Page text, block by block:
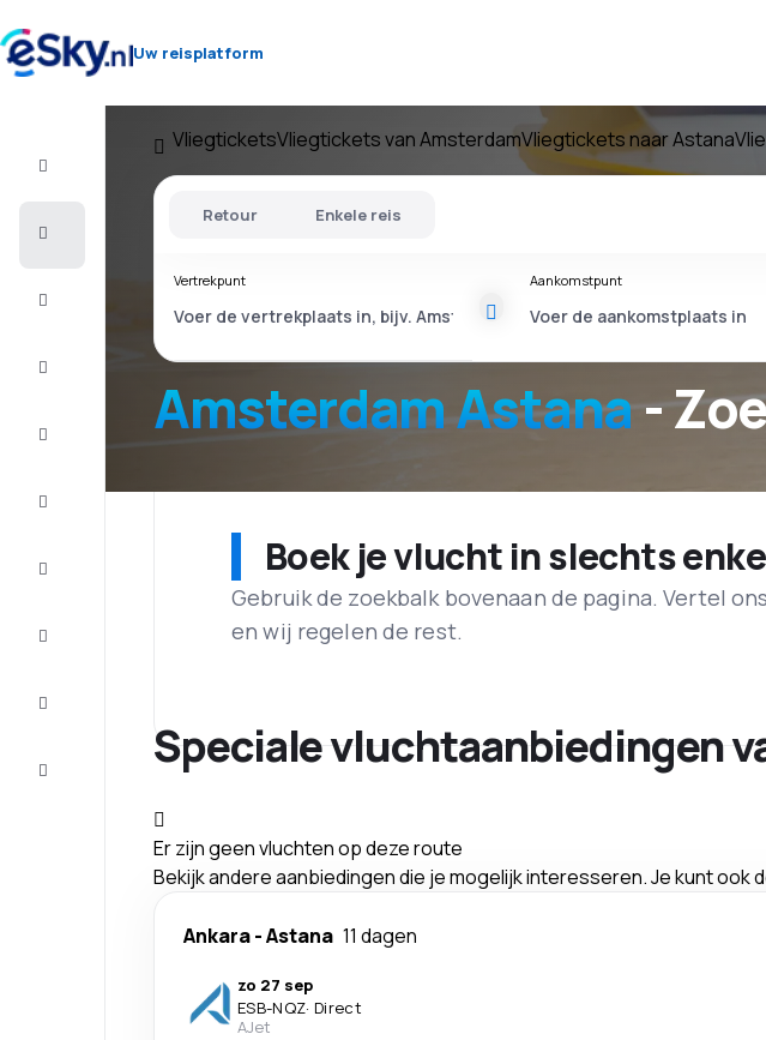
Uw reisplatform
VliegticketsVliegtickets van AmsterdamVliegtickets naar Astana
Amsterdam Astana-
Retour Enkele reis
Vertrekpunt Aankomstpunt
Boek je vlucht in slechts
Gebruik de zoekbalk bovenaan de pagina. Vertel
en wij regelen de rest.
Speciale vluchtaanbiedingen
Er zijn geen vluchten op deze route
Bekijk andere aanbiedingen die je mogelijk interesseren. Je kunt ook
Ankara-Astana 11 dagen
zo 27 sep
ESB-NQZ· Direct
AJet